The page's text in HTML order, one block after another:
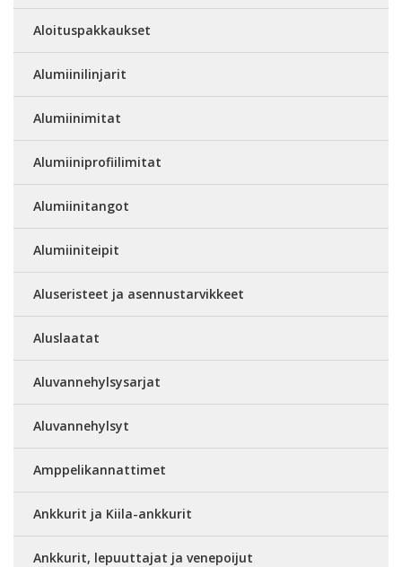
Aloituspakkaukset
Alumiinilinjarit
Alumiinimitat
Alumiiniprofiilimitat
Alumiinitangot
Alumiiniteipit
Aluseristeet ja asennustarvikkeet
Aluslaatat
Aluvannehylsysarjat
Aluvannehylsyt
Amppelikannattimet
Ankkurit ja Kiila-ankkurit
Ankkurit, lepuuttajat ja venepoijut